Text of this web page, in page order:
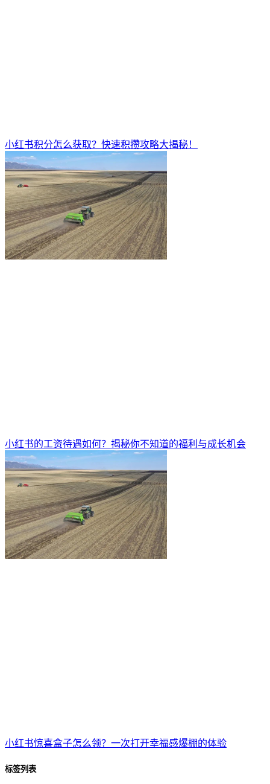
小红书积分怎么获取？快速积攒攻略大揭秘！
小红书的工资待遇如何？揭秘你不知道的福利与成长机会
小红书惊喜盒子怎么领？一次打开幸福感爆棚的体验
标签列表